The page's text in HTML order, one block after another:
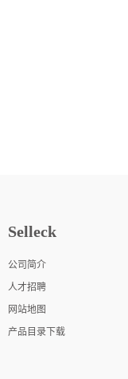
Selleck
公司简介
人才招聘
网站地图
产品目录下载